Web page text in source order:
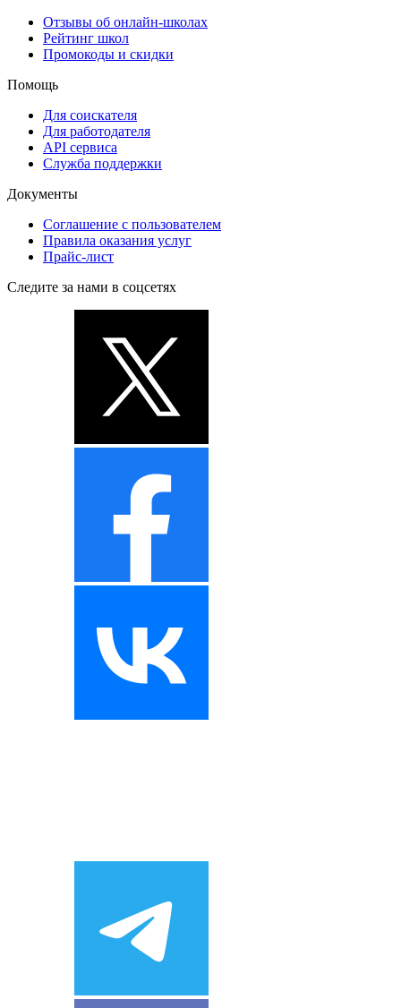
Отзывы об онлайн-школах
Рейтинг школ
Промокоды и скидки
Помощь
Для соискателя
Для работодателя
API сервиса
Служба поддержки
Документы
Соглашение с пользователем
Правила оказания услуг
Прайс-лист
Следите за нами в соцсетях